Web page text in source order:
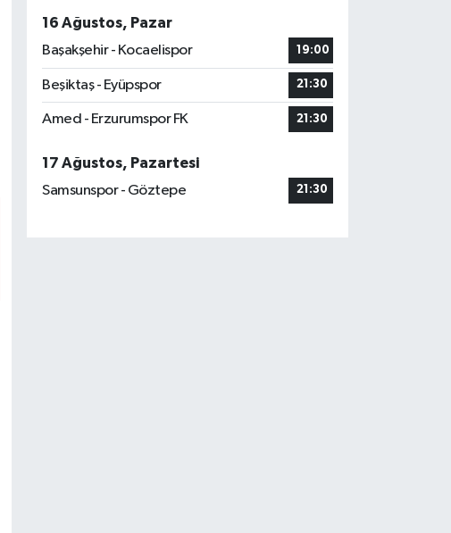
16 Ağustos, Pazar
Başakşehir - Kocaelispor
19:00
Beşiktaş - Eyüpspor 21:30
Amed - Erzurumspor FK 21:30
17 Ağustos, Pazartesi
Samsunspor - Göztepe
21:30